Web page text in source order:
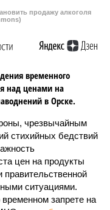
продажу алкоголя
временного
над ценами на
в Орске.
чрезвычайным
стихийных бедствий
цен на продукты
правительственной
ситуациями.
запрете на